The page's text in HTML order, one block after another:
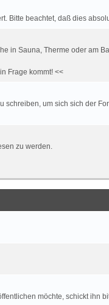
Bitte beachtet, daß dies
in Sauna, Therme oder am
Frage kommt! <<
schreiben, um sich sich der
zu werden.
möchte, schickt ihn